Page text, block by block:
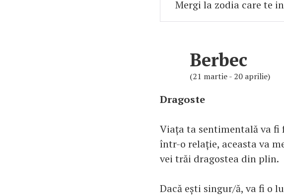
Berbec
(21 martie - 20 aprilie)
Dragoste
Viața ta sentimentală va fi
într-o relație, aceasta va
vei trăi dragostea din plin.
Dacă ești singur/ă, va fi o